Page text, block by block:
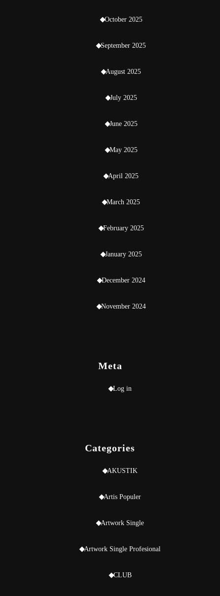
October 2025
September 2025
August 2025
July 2025
June 2025
May 2025
April 2025
March 2025
February 2025
January 2025
December 2024
November 2024
Meta
Log in
Categories
AKUSTIK
Artis Populer
Artwork Single
Artwork Single Profesional
CLUB